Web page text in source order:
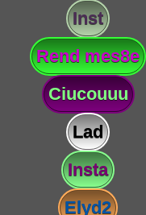
Inst
Rend mes8e
Ciucouuu
Lad
Insta
Elyd2